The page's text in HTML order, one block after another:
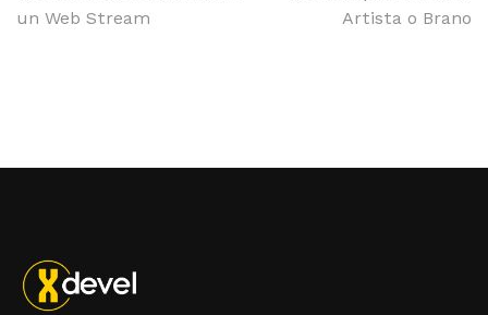
un Web Stream
Artista o Brano